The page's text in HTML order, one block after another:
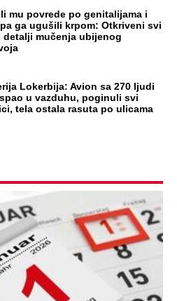
UBICE
SRBE, A
KAO HEROJA KNINA: